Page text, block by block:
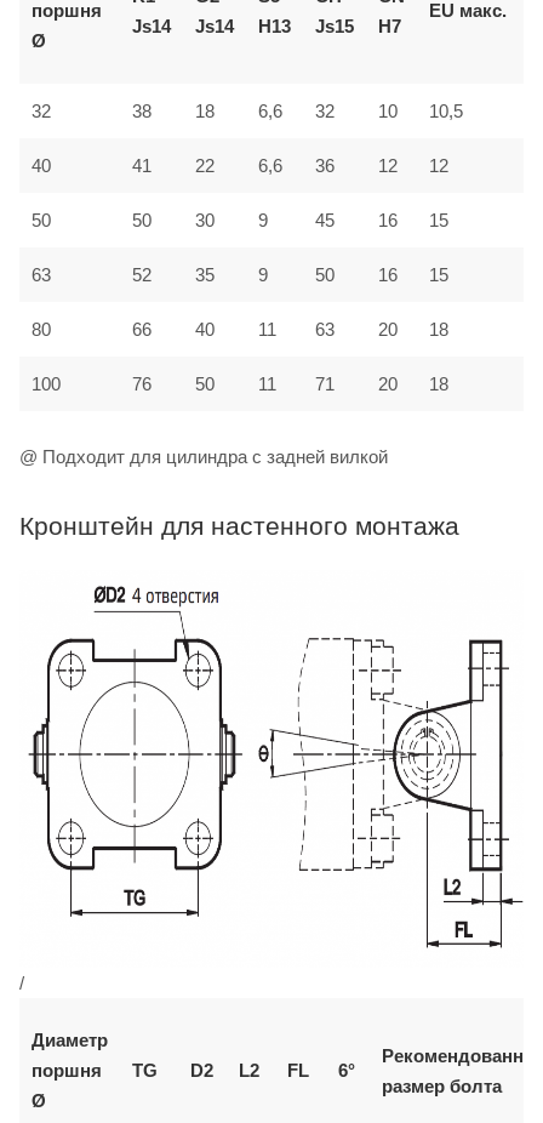
поршня
Ø
Js14
Js14
H13
Js15
H7
EU макс.
32 38 18 6,6 32 10 10,5
40 41 22 6,6 36 12 12
50 50 30 9 45 16 15
63 52 35 9 50 16 15
80 66 40 11 63 20 18
100 76 50 11 71 20 18
@ Подходит для цилиндра с задней вилкой
Кронштейн для настенного монтажа
/
Диаметр
поршня
Ø
TG D2 L2 FL 6°
размер болта